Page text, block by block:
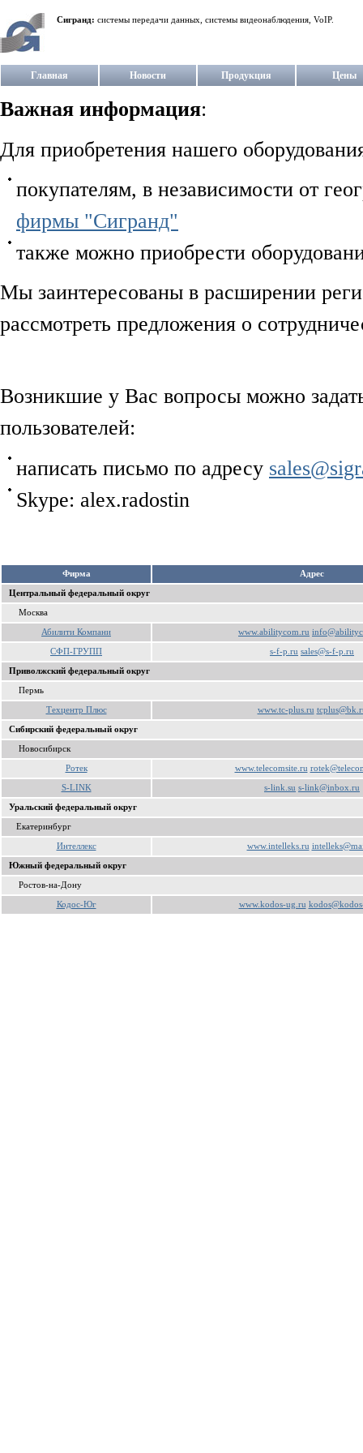
Сигранд: системы передачи данных, системы видеонаблюдения, VoIP.
Главная Новости Продукция Цены
Важная информация:
Для приобретения нашего
покупателям, в независимости от
фирмы "Сигранд"
также можно приобрести
Мы заинтересованы в расширении
рассмотреть предложения о
Возникшие у Вас вопросы можно
пользователей:
написать письмо по адресу
Skype: alex.radostin
Фирма Aдрес
Центральный федеральный округ
Москва
Абилити Компани www.abilitycom.ru
СФП-ГРУПП s-f-p.ru sales@s-f-p.ru
Приволжский федеральный округ
Пермь
Техцентр Плюс www.tc-plus.ru
Сибирский федеральный округ
Новосибирск
Ротек www.telecomsite.ru
S-LINK s-link.su s-link@inbox.ru
Уральский федеральный округ
Екатеринбург
Интеллекс www.intelleks.ru
Южный федеральный округ
Ростов-на-Дону
Кодос-Юг www.kodos-ug.ru